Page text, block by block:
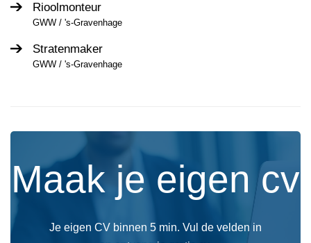
Rioolmonteur
GWW / 's-Gravenhage
Stratenmaker
GWW / 's-Gravenhage
Maak je eigen cv
Je eigen CV binnen 5 min. Vul de velden in